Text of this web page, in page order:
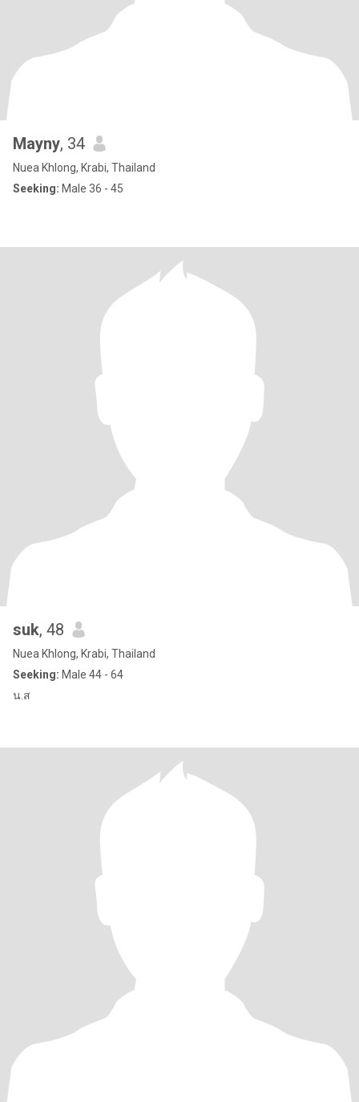
Mayny, 34
Nuea Khlong, Krabi, Thailand
Seeking: Male 36 - 45
suk, 48
Nuea Khlong, Krabi, Thailand
Seeking: Male 44 - 64
น.ส